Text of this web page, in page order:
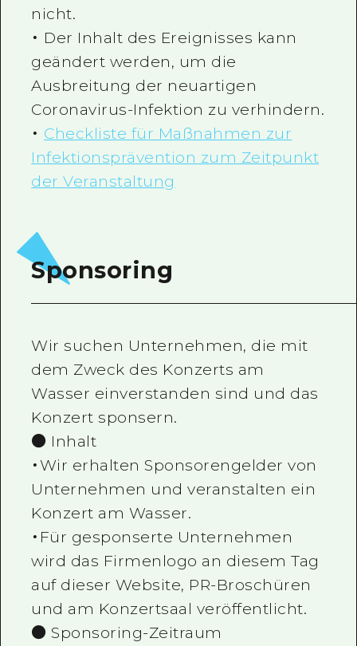
nicht.
・ Der Inhalt des Ereignisses kann
geändert werden, um die
Ausbreitung der neuartigen
Coronavirus-Infektion zu verhindern.
・ Checkliste für Maßnahmen zur
Infektionsprävention zum Zeitpunkt
der Veranstaltung
Sponsoring
Wir suchen Unternehmen, die mit
dem Zweck des Konzerts am
Wasser einverstanden sind und das
Konzert sponsern.
● Inhalt
・Wir erhalten Sponsorengelder von
Unternehmen und veranstalten ein
Konzert am Wasser.
・Für gesponserte Unternehmen
wird das Firmenlogo an diesem Tag
auf dieser Website, PR-Broschüren
und am Konzertsaal veröffentlicht.
● Sponsoring-Zeitraum